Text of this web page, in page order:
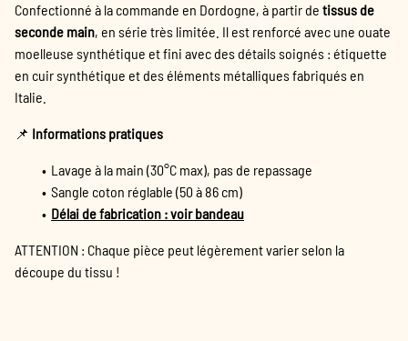
Confectionné à la commande en Dordogne, à partir de tissus de
seconde main, en série très limitée. Il est renforcé avec une ouate
moelleuse synthétique et fini avec des détails soignés : étiquette
en cuir synthétique et des éléments métalliques fabriqués en
Italie.
📌 Informations pratiques
Lavage à la main (30°C max), pas de repassage
Sangle coton réglable (50 à 86 cm)
Délai de fabrication : voir bandeau
ATTENTION : Chaque pièce peut légèrement varier selon la
découpe du tissu !